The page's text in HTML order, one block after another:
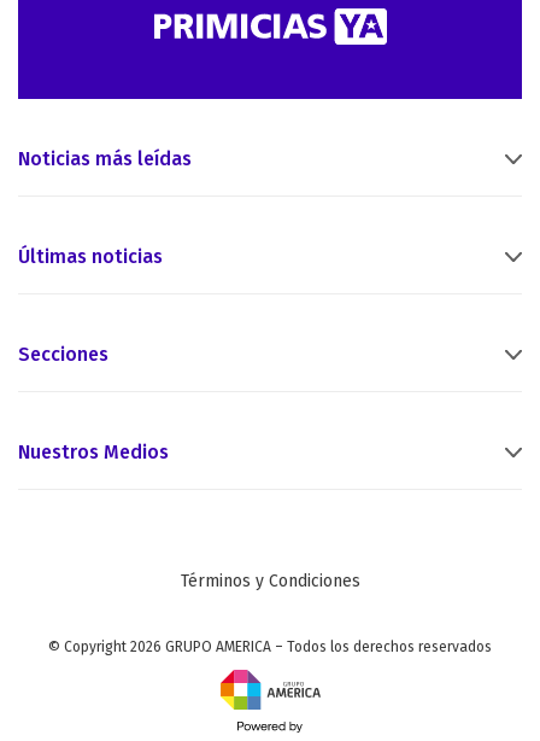
Noticias más leídas
Últimas noticias
Secciones
Nuestros Medios
Términos y Condiciones
© Copyright 2026 GRUPO AMERICA – Todos los derechos reservados